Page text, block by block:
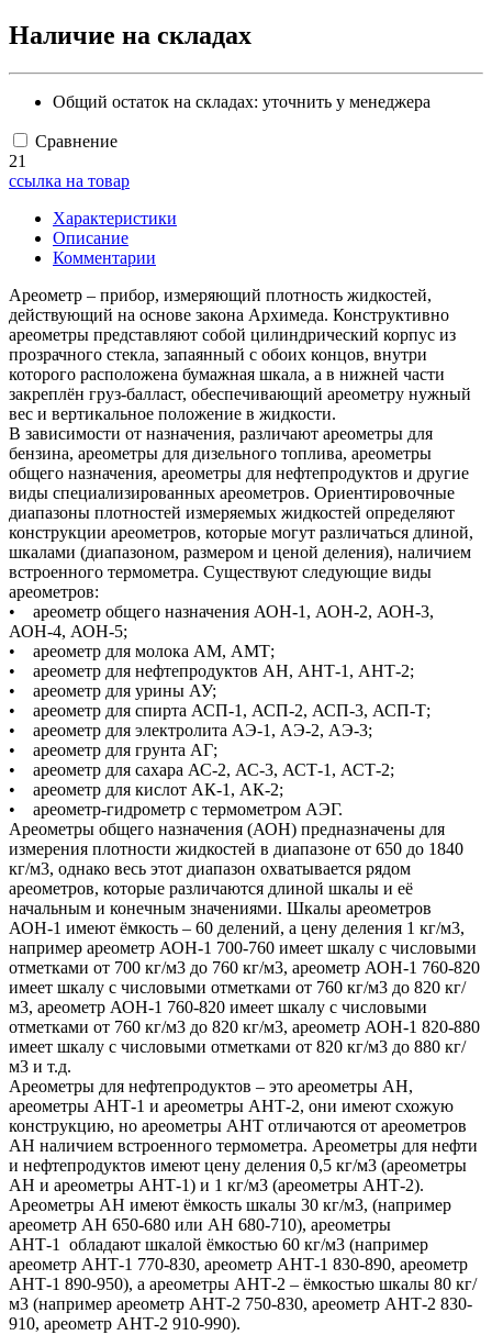
Наличие на складах
Общий остаток на складах: уточнить у менеджера
Сравнение
21
ссылка на товар
Характеристики
Описание
Комментарии
Ареометр – прибор, измеряющий плотность жидкостей,
действующий на основе закона Архимеда. Конструктивно
ареометры представляют собой цилиндрический корпус из
прозрачного стекла, запаянный с обоих концов, внутри
которого расположена бумажная шкала, а в нижней части
закреплён груз-балласт, обеспечивающий ареометру нужный
вес и вертикальное положение в жидкости.
В зависимости от назначения, различают ареометры для
бензина, ареометры для дизельного топлива, ареометры
общего назначения, ареометры для нефтепродуктов и другие
виды специализированных ареометров. Ориентировочные
диапазоны плотностей измеряемых жидкостей определяют
конструкции ареометров, которые могут различаться длиной,
шкалами (диапазоном, размером и ценой деления), наличием
встроенного термометра. Существуют следующие виды
ареометров:
• ареометр общего назначения АОН-1, АОН-2, АОН-3,
АОН-4, АОН-5;
• ареометр для молока АМ, АМТ;
• ареометр для нефтепродуктов АН, АНТ-1, АНТ-2;
• ареометр для урины АУ;
• ареометр для спирта АСП-1, АСП-2, АСП-3, АСП-Т;
• ареометр для электролита АЭ-1, АЭ-2, АЭ-3;
• ареометр для грунта АГ;
• ареометр для сахара АС-2, АС-3, АСТ-1, АСТ-2;
• ареометр для кислот АК-1, АК-2;
• ареометр-гидрометр с термометром АЭГ.
Ареометры общего назначения (АОН) предназначены для
измерения плотности жидкостей в диапазоне от 650 до 1840
кг/м3, однако весь этот диапазон охватывается рядом
ареометров, которые различаются длиной шкалы и её
начальным и конечным значениями. Шкалы ареометров
АОН-1 имеют ёмкость – 60 делений, а цену деления 1 кг/м3,
например ареометр АОН-1 700-760 имеет шкалу с числовыми
отметками от 700 кг/м3 до 760 кг/м3, ареометр АОН-1 760-820
имеет шкалу с числовыми отметками от 760 кг/м3 до 820 кг/
м3, ареометр АОН-1 760-820 имеет шкалу с числовыми
отметками от 760 кг/м3 до 820 кг/м3, ареометр АОН-1 820-880
имеет шкалу с числовыми отметками от 820 кг/м3 до 880 кг/
м3 и т.д.
Ареометры для нефтепродуктов – это ареометры АН,
ареометры АНТ-1 и ареометры АНТ-2, они имеют схожую
конструкцию, но ареометры АНТ отличаются от ареометров
АН наличием встроенного термометра. Ареометры для нефти
и нефтепродуктов имеют цену деления 0,5 кг/м3 (ареометры
АН и ареометры АНТ-1) и 1 кг/м3 (ареометры АНТ-2).
Ареометры АН имеют ёмкость шкалы 30 кг/м3, (например
ареометр АН 650-680 или АН 680-710), ареометры
АНТ-1 обладают шкалой ёмкостью 60 кг/м3 (например
ареометр АНТ-1 770-830, ареометр АНТ-1 830-890, ареометр
АНТ-1 890-950), а ареометры АНТ-2 – ёмкостью шкалы 80 кг/
м3 (например ареометр АНТ-2 750-830, ареометр АНТ-2 830-
910, ареометр АНТ-2 910-990).